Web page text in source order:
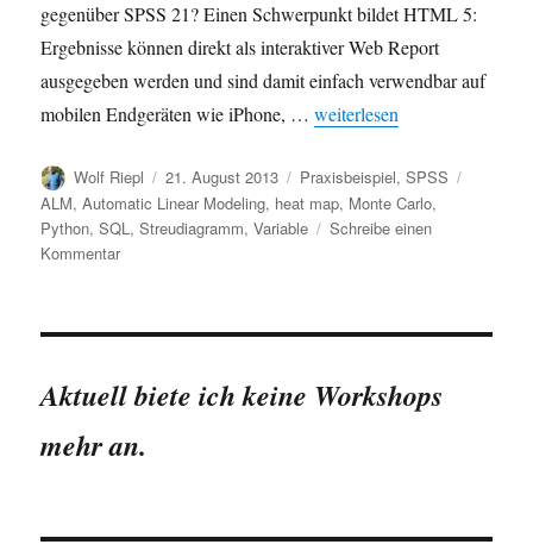
gegenüber SPSS 21? Einen Schwerpunkt bildet HTML 5:
Ergebnisse können direkt als interaktiver Web Report
ausgegeben werden und sind damit einfach verwendbar auf
mobilen Endgeräten wie iPhone, …„Neu: SPSS 22 erhältlich“
weiterlesen
Autor
Wolf Riepl
Veröffentlicht
am
21. August 2013 Kategorien
Praxisbeispiel,SPSS
ALM,Automatic Linear Modeling, heat map, Monte Carlo,
Python,SQL,Streudiagramm,Variable
Schreibe einen
Kommentarzu
22
Aktuell biete ich keine Workshops
mehr an.